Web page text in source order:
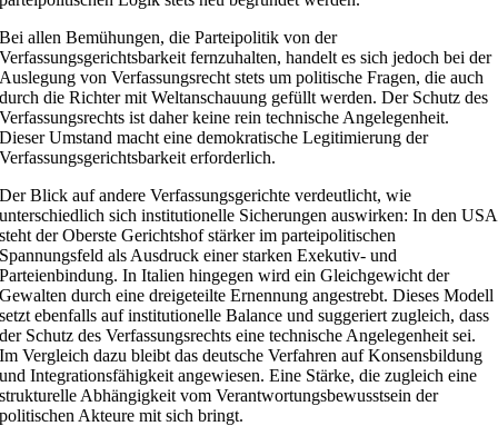
Bei allen Bemühungen, die Parteipolitik von der
Verfassungsgerichtsbarkeit fernzuhalten, handelt es sich jedoch bei der
Auslegung von Verfassungsrecht stets um politische Fragen, die auch
durch die Richter mit Weltanschauung gefüllt werden. Der Schutz des
Verfassungsrechts ist daher keine rein technische Angelegenheit.
Dieser Umstand macht eine demokratische Legitimierung der
Verfassungsgerichtsbarkeit erforderlich.
Der Blick auf andere Verfassungsgerichte verdeutlicht, wie
unterschiedlich sich institutionelle Sicherungen auswirken: In den USA
steht der Oberste Gerichtshof stärker im parteipolitischen
Spannungsfeld als Ausdruck einer starken Exekutiv- und
Parteienbindung. In Italien hingegen wird ein Gleichgewicht der
Gewalten durch eine dreigeteilte Ernennung angestrebt. Dieses Modell
setzt ebenfalls auf institutionelle Balance und suggeriert zugleich, dass
der Schutz des Verfassungsrechts eine technische Angelegenheit sei.
Im Vergleich dazu bleibt das deutsche Verfahren auf Konsensbildung
und Integrationsfähigkeit angewiesen. Eine Stärke, die zugleich eine
strukturelle Abhängigkeit vom Verantwortungsbewusstsein der
politischen Akteure mit sich bringt.